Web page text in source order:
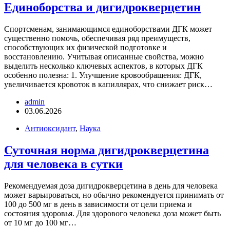
Единоборства и дигидрокверцетин
Спортсменам, занимающимся единоборствами ДГК может
существенно помочь, обеспечивая ряд преимуществ,
способствующих их физической подготовке и
восстановлению. Учитывая описанные свойства, можно
выделить несколько ключевых аспектов, в которых ДГК
особенно полезна: 1. Улучшение кровообращения: ДГК,
увеличивается кровоток в капиллярах, что снижает риск…
admin
03.06.2026
Антиоксидант, Наука
Суточная норма дигидрокверцетина
для человека в сутки
Рекомендуемая доза дигидрокверцетина в день для человека
может варьироваться, но обычно рекомендуется принимать от
100 до 500 мг в день в зависимости от цели приема и
состояния здоровья. Для здорового человека доза может быть
от 10 мг до 100 мг…